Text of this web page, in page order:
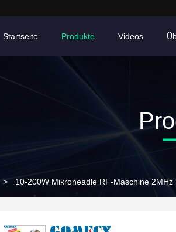
Startseite Produkte Videos
> 10-200W Mikroneadle RF-Maschine